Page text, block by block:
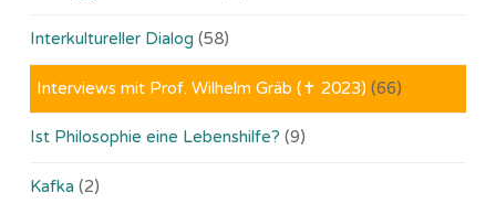
Interkultureller Dialog (58)
Interviews mit Prof. Wilhelm Gräb (✝ 2023) (66)
Ist Philosophie eine Lebenshilfe? (9)
Kafka (2)